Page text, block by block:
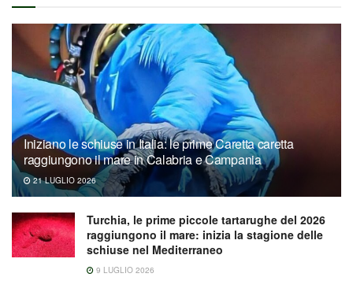
Iniziano le schiuse in Italia: le prime Caretta caretta
raggiungono il mare in Calabria e Campania
21 LUGLIO 2026
Turchia, le prime piccole tartarughe del 2026
raggiungono il mare: inizia la stagione delle
schiuse nel Mediterraneo
9 LUGLIO 2026